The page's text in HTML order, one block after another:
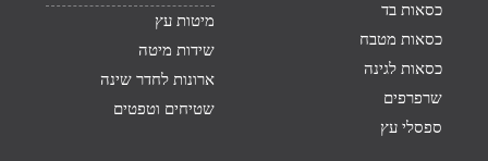
כסאות בד
כסאות מטבח
כסאות לגינה
שרפרפים
ספסלי עץ
מיטות עץ
שידות מיטה
ארונות לחדר שינה
שטיחים וטפטים